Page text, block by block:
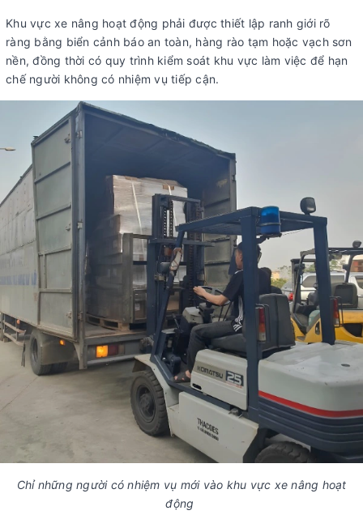
Khu vực xe nâng hoạt động phải được thiết lập ranh giới rõ
ràng bằng biển cảnh báo an toàn, hàng rào tạm hoặc vạch sơn
nền, đồng thời có quy trình kiểm soát khu vực làm việc để hạn
chế người không có nhiệm vụ tiếp cận.
Chỉ những người có nhiệm vụ mới vào khu vực xe nâng hoạt
động